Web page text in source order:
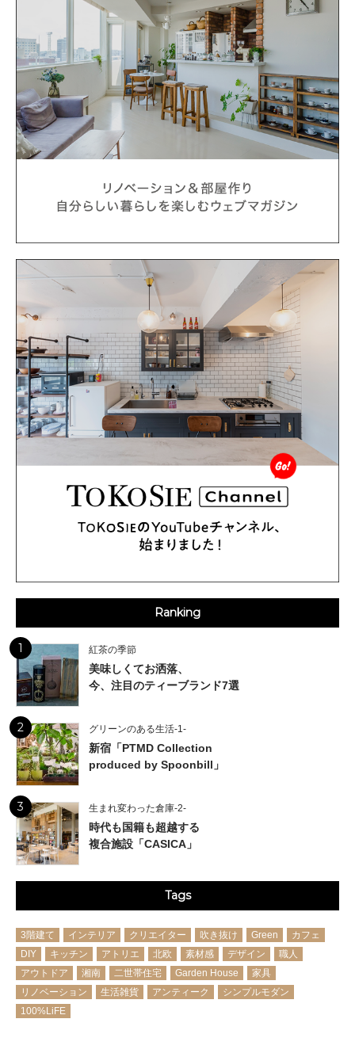
Ranking
1 紅茶の季節
美味しくてお洒落、
今、注目のティーブランド7選
2 グリーンのある生活-1-
新宿「PTMD Collection
produced by Spoonbill」
3 生まれ変わった倉庫-2-
時代も国籍も超越する
複合施設「CASICA」
Tags
3階建て インテリア クリエイター 吹き抜け Green
カフェ
DIY
キッチン アトリエ 北欧 素材感 デザイン
職人
アウトドア
湘南 二世帯住宅 Garden House
家具
リノベーション
生活雑貨 アンティーク
シンプルモダン
100%LiFE